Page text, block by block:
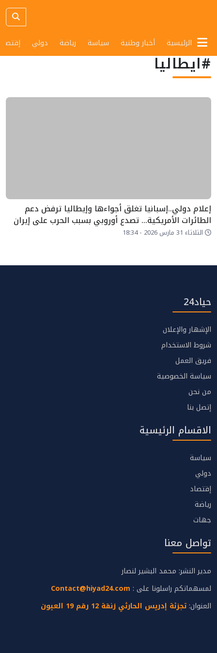
الرئيسية أخبار وطنية سياسة رياضة دولي
#ايطاليا
إعلام دولي..إسبانيا تغلق أجواءها وإيطاليا ترفض دعم
الطائرات الأمريكية… تصدع أوروبي بسبب الحرب على إيران
الثلاثاء 31 مارس 2026 - 18:34
حياد24
الإشهار والإعلان
شروط الاستخدام
فريق العمل
سياسة الخصوصية
من نحن
إتصل بنا
الاقسام الرئيسية
سياسة
دولي
إقتصاد
رياضة
جهات
تواصل معنا
مدير النشر: محمد البشير لنصار
لمسهماتكم راسلونا على : Contact@hiyad24.com
العنوان:تجزئة إدريس الحارثي زنقة 12 رقم 19 العيون